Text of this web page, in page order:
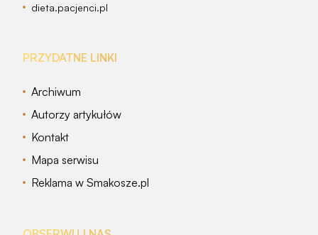
dieta.pacjenci.pl
PRZYDATNE LINKI
Archiwum
Autorzy artykułów
Kontakt
Mapa serwisu
Reklama w Smakosze.pl